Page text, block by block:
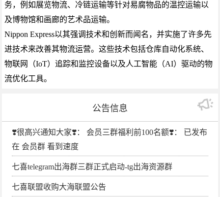
务，例如展览物流、冷链运输等针对易腐物品的温控运输以
及博物馆和画廊的艺术品运输。
Nippon Express以其强调技术和创新而闻名，并实施了许多先
进技术来改善其物流运营。这些技术包括仓库自动化系统、
物联网（IoT）追踪和监控设备以及人工智能（AI）驱动的物
流优化工具。
公告信息
❣️很高兴通知大家❣️： 会员三群福利前100名额❣️： 已发布
在 会员群 看到速度
七喜telegram出海群三群正式启动-tg出海资源群
七喜联盟收购大海联盟公告